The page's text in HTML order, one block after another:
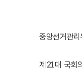
중앙선거관리
제21대 국회